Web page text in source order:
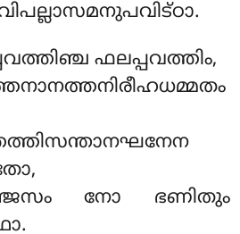
ഫലപ്പവത്തിം,
നോ ഭണിതും